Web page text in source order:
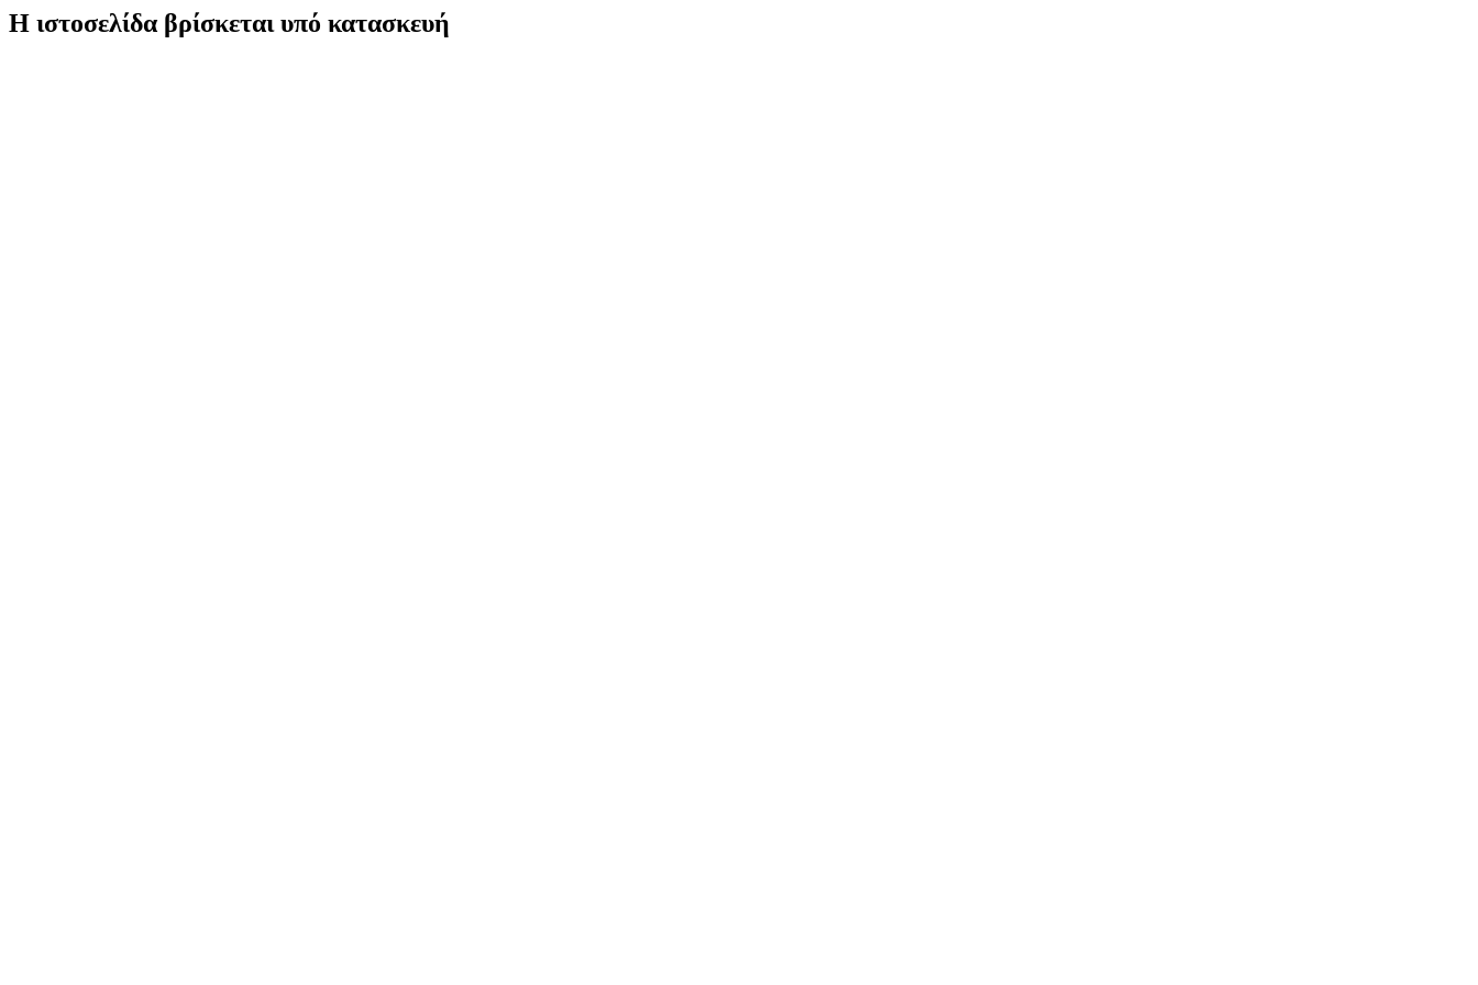
Η ιστοσελίδα βρίσκεται υπό κατασκευή